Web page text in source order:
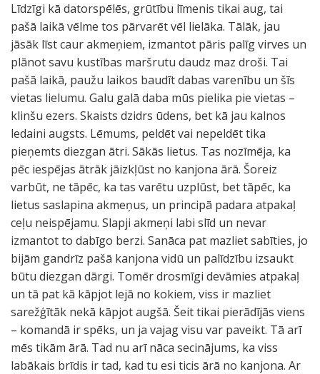
Līdzīgi kā datorspēlēs, grūtību līmenis tikai aug, tai
pašā laikā vēlme tos pārvarēt vēl lielāka. Tālāk, jau
jāsāk līst caur akmeņiem, izmantot pāris palīg virves un
plānot savu kustības maršrutu daudz maz droši. Tai
pašā laikā, paužu laikos baudīt dabas varenību un šīs
vietas lielumu. Galu galā daba mūs pielika pie vietas –
klinšu ezers. Skaists dzidrs ūdens, bet kā jau kalnos
ledaini augsts. Lēmums, peldēt vai nepeldēt tika
pieņemts diezgan ātri. Sākās lietus. Tas nozīmēja, ka
pēc iespējas ātrāk jāizkļūst no kanjona ārā. Šoreiz
varbūt, ne tāpēc, ka tas varētu uzplūst, bet tāpēc, ka
lietus saslapina akmeņus, un principā padara atpakaļ
ceļu neispējamu. Slapji akmeņi labi slīd un nevar
izmantot to dabīgo berzi. Sanāca pat mazliet sabīties, jo
bijām gandrīz pašā kanjona vidū un palīdzību izsaukt
būtu diezgan dārgi. Tomēr drosmīgi devāmies atpakaļ
un tā pat kā kāpjot lejā no kokiem, viss ir mazliet
sarežģītāk nekā kāpjot augšā. Šeit tikai pierādījās viens
– komandā ir spēks, un ja vajag visu var paveikt. Tā arī
mēs tikām ārā. Tad nu arī nāca secinājums, ka viss
labākais brīdis ir tad, kad tu esi ticis ārā no kanjona. Ar